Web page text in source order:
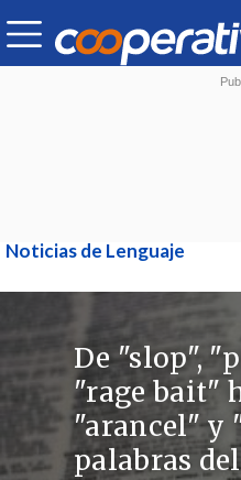
Noticias de Lenguaje
De "slop",
"rage bait"
"arancel" y
palabras